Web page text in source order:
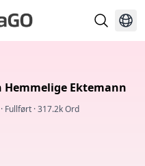
Hemmelige Ektemann
· Fullført ·317.2k Ord